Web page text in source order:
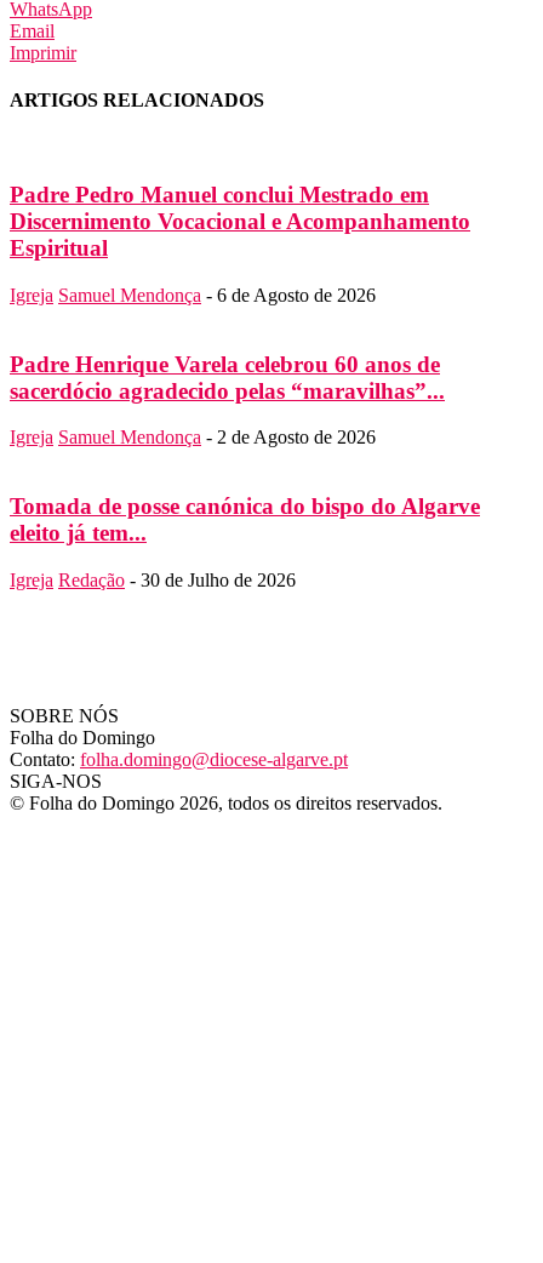
WhatsApp
Email
Imprimir
ARTIGOS RELACIONADOS
Padre Pedro Manuel conclui Mestrado em
Discernimento Vocacional e Acompanhamento
Espiritual
Igreja Samuel Mendonça - 6 de Agosto de 2026
Padre Henrique Varela celebrou 60 anos de
sacerdócio agradecido pelas “maravilhas”...
Igreja Samuel Mendonça - 2 de Agosto de 2026
Tomada de posse canónica do bispo do Algarve
eleito já tem...
Igreja Redação - 30 de Julho de 2026
SOBRE NÓS
Folha do Domingo
Contato: folha.domingo@diocese-algarve.pt
SIGA-NOS
© Folha do Domingo 2026, todos os direitos reservados.